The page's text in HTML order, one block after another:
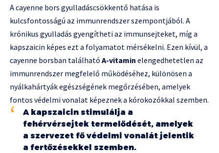
A cayenne bors gyulladáscsökkentő hatása is
kulcsfontosságú az immunrendszer szempontjából. A
krónikus gyulladás gyengítheti az immunsejteket, míg a
kapszaicin képes ezt a folyamatot mérsékelni. Ezen kívül, a
cayenne borsban található A-vitamin elengedhetetlen az
immunrendszer megfelelő működéséhez, különösen a
nyálkahártyák egészségének megőrzésében, amelyek
fontos védelmi vonalat képeznek a kórokozókkal szemben.
A kapszaicin stimulálja a
fehérvérsejtek termelődését, amelyek
a szervezet fő védelmi vonalát jelentik
a fertőzésekkel szemben.